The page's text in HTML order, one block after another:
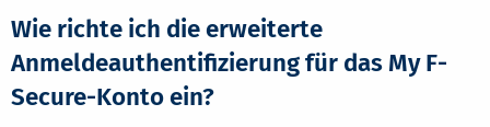
Wie richte ich die erweiterte
Anmeldeauthentifizierung für das My F-
Secure-Konto ein?